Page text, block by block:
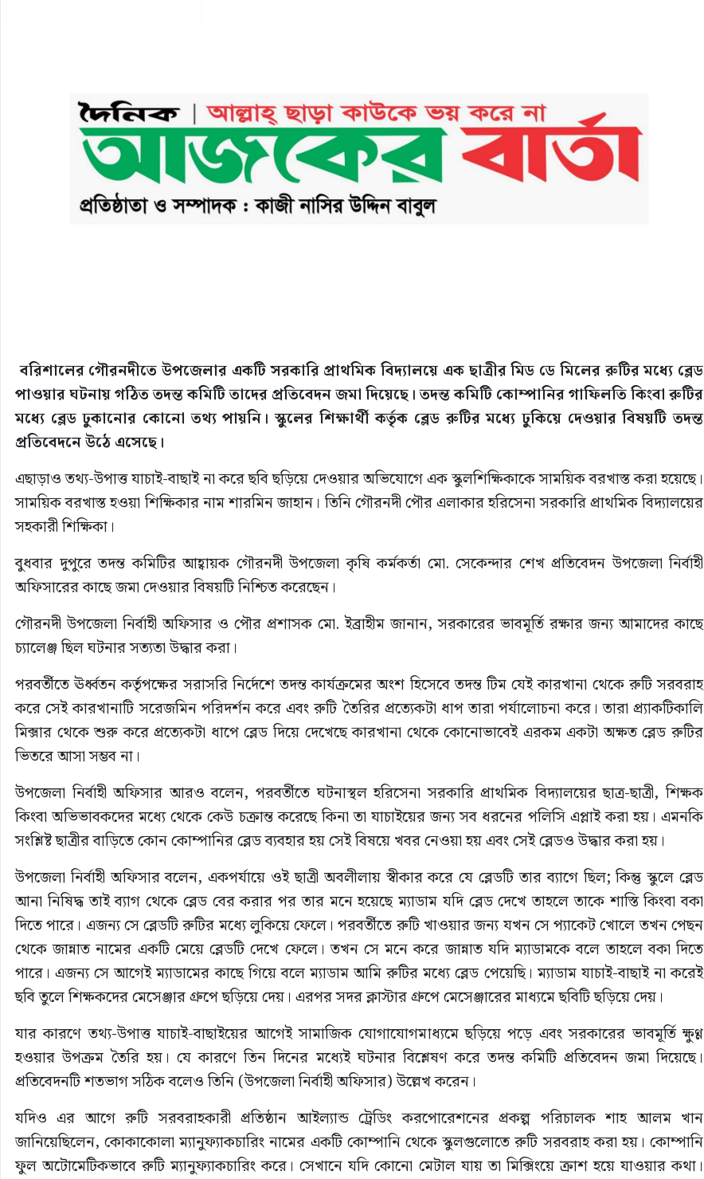
বরিশালের গৌরনদীতে উপজেলার একটি সরকারি প্রাথমিক বিদ্যালয়ে এক ছাত্রীর মিড ডে মিলের রুটির মধ্যে ব্লেড
পাওয়ার ঘটনায় গঠিত তদন্ত কমিটি তাদের প্রতিবেদন জমা দিয়েছে। তদন্ত কমিটি কোম্পানির গাফিলতি কিংবা রুটির
মধ্যে ব্লেড ঢুকানোর কোনো তথ্য পায়নি। স্কুলের শিক্ষার্থী কর্তৃক ব্লেড রুটির মধ্যে ঢুকিয়ে দেওয়ার বিষয়টি তদন্ত
প্রতিবেদনে উঠে এসেছে।
এছাড়াও তথ্য-উপাত্ত যাচাই-বাছাই না করে ছবি ছড়িয়ে দেওয়ার অভিযোগে এক স্কুলশিক্ষিকাকে সাময়িক বরখাস্ত করা হয়েছে।
সাময়িক বরখাস্ত হওয়া শিক্ষিকার নাম শারমিন জাহান। তিনি গৌরনদী পৌর এলাকার হরিসেনা সরকারি প্রাথমিক বিদ্যালয়ের
সহকারী শিক্ষিকা।
বুধবার দুপুরে তদন্ত কমিটির আহ্বায়ক গৌরনদী উপজেলা কৃষি কর্মকর্তা মো. সেকেন্দার শেখ প্রতিবেদন উপজেলা নির্বাহী
অফিসারের কাছে জমা দেওয়ার বিষয়টি নিশ্চিত করেছেন।
গৌরনদী উপজেলা নির্বাহী অফিসার ও পৌর প্রশাসক মো. ইব্রাহীম জানান, সরকারের ভাবমূর্তি রক্ষার জন্য আমাদের কাছে
চ্যালেঞ্জ ছিল ঘটনার সত্যতা উদ্ধার করা।
পরবর্তীতে ঊর্ধ্বতন কর্তৃপক্ষের সরাসরি নির্দেশে তদন্ত কার্যক্রমের অংশ হিসেবে তদন্ত টিম যেই কারখানা থেকে রুটি সরবরাহ
করে সেই কারখানাটি সরেজমিন পরিদর্শন করে এবং রুটি তৈরির প্রত্যেকটা ধাপ তারা পর্যালোচনা করে। তারা প্র্যাকটিকালি
মিক্সার থেকে শুরু করে প্রত্যেকটা ধাপে ব্লেড দিয়ে দেখেছে কারখানা থেকে কোনোভাবেই এরকম একটা অক্ষত ব্লেড রুটির
ভিতরে আসা সম্ভব না।
উপজেলা নির্বাহী অফিসার আরও বলেন, পরবর্তীতে ঘটনাস্থল হরিসেনা সরকারি প্রাথমিক বিদ্যালয়ের ছাত্র-ছাত্রী, শিক্ষক
কিংবা অভিভাবকদের মধ্যে থেকে কেউ চক্রান্ত করেছে কিনা তা যাচাইয়ের জন্য সব ধরনের পলিসি এপ্লাই করা হয়। এমনকি
সংশ্লিষ্ট ছাত্রীর বাড়িতে কোন কোম্পানির ব্লেড ব্যবহার হয় সেই বিষয়ে খবর নেওয়া হয় এবং সেই ব্লেডও উদ্ধার করা হয়।
উপজেলা নির্বাহী অফিসার বলেন, একপর্যায়ে ওই ছাত্রী অবলীলায় স্বীকার করে যে ব্লেডটি তার ব্যাগে ছিল; কিন্তু স্কুলে ব্লেড
আনা নিষিদ্ধ তাই ব্যাগ থেকে ব্লেড বের করার পর তার মনে হয়েছে ম্যাডাম যদি ব্লেড দেখে তাহলে তাকে শাস্তি কিংবা বকা
দিতে পারে। এজন্য সে ব্লেডটি রুটির মধ্যে লুকিয়ে ফেলে। পরবর্তীতে রুটি খাওয়ার জন্য যখন সে প্যাকেট খোলে তখন পেছন
থেকে জান্নাত নামের একটি মেয়ে ব্লেডটি দেখে ফেলে। তখন সে মনে করে জান্নাত যদি ম্যাডামকে বলে তাহলে বকা দিতে
পারে। এজন্য সে আগেই ম্যাডামের কাছে গিয়ে বলে ম্যাডাম আমি রুটির মধ্যে ব্লেড পেয়েছি। ম্যাডাম যাচাই-বাছাই না করেই
ছবি তুলে শিক্ষকদের মেসেঞ্জার গ্রুপে ছড়িয়ে দেয়। এরপর সদর ক্লাস্টার গ্রুপে মেসেঞ্জারের মাধ্যমে ছবিটি ছড়িয়ে দেয়।
যার কারণে তথ্য-উপাত্ত যাচাই-বাছাইয়ের আগেই সামাজিক যোগাযোগমাধ্যমে ছড়িয়ে পড়ে এবং সরকারের ভাবমূর্তি ক্ষুণ্ণ
হওয়ার উপক্রম তৈরি হয়। যে কারণে তিন দিনের মধ্যেই ঘটনার বিশ্লেষণ করে তদন্ত কমিটি প্রতিবেদন জমা দিয়েছে।
প্রতিবেদনটি শতভাগ সঠিক বলেও তিনি (উপজেলা নির্বাহী অফিসার) উল্লেখ করেন।
যদিও এর আগে রুটি সরবরাহকারী প্রতিষ্ঠান আইল্যান্ড ট্রেডিং করপোরেশনের প্রকল্প পরিচালক শাহ আলম খান
জানিয়েছিলেন, কোকাকোলা ম্যানুফ্যাকচারিং নামের একটি কোম্পানি থেকে স্কুলগুলোতে রুটি সরবরাহ করা হয়। কোম্পানি
ফুল অটোমেটিকভাবে রুটি ম্যানুফ্যাকচারিং করে। সেখানে যদি কোনো মেটাল যায় তা মিক্সিংয়ে ক্রাশ হয়ে যাওয়ার কথা।